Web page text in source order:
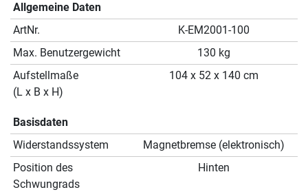
Allgemeine Daten
ArtNr.
K-EM2001-100
Max. Benutzergewicht
130 kg
Aufstellmaße
(L x B x H)
104 x 52 x 140 cm
Basisdaten
Widerstandssystem
Magnetbremse (elektronisch)
Position des
Schwungrads
Hinten